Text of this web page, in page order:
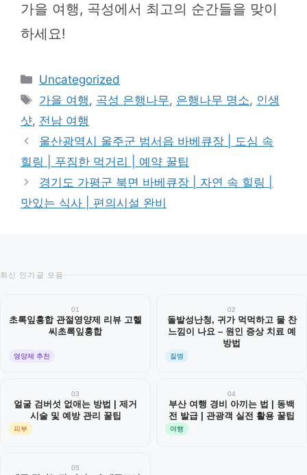
가을 여행, 곡성에서 최고의 순간들을 맞이
하세요!
카
테
리
Uncategorized
태
그
가을 여행, 곡성 은행나무, 은행나무 명소, 인생
샷, 전남 여행
울산광역시 울주군 범서읍 바베큐장 | 도심 속
힐링 | 푸짐한 먹거리 | 예약 꿀팁
경기도 가평군 북면 바베큐장 | 자연 속 힐링 |
맛있는 식사 | 편의시설 완비
최신 인기글 모음
01
초록잎홍합 관절영양제 리뷰 고헬
씨초록잎홍합
영양제 추천
02
돌발성난청, 귀가 먹먹하고 물 찬
느낌이 나요 – 원인 증상 치료 예
방법
질병
03
얼굴 검버섯 없애는 방법 | 제거
시술 및 예방 관리 꿀팁
피부
04
부산 여행 경비 아끼는 법 | 동백
전 발급 | 관광객 실전 활용 꿀팁
여행
05